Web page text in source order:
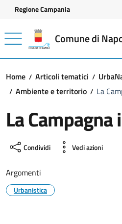
Vai ai contenuti
Vai al footer
Regione Campania
Comune di
Home Articoli tematici
Ambiente e territorio
La
La
Condividi Vedi azioni
Argomenti
Urbanistica